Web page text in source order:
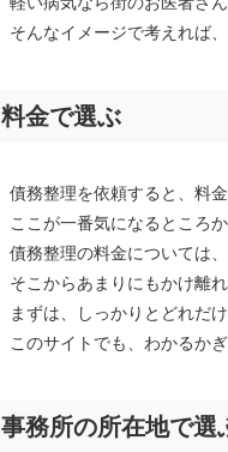
そんなイメージで考えれば
料金で選ぶ
債務整理を依頼すると、料
ここが一番気になるところか
債務整理の料金については
そこからあまりにもかけ離
まずは、しっかりとどれだ
このサイトでも、わかるか
事務所の所在地で選